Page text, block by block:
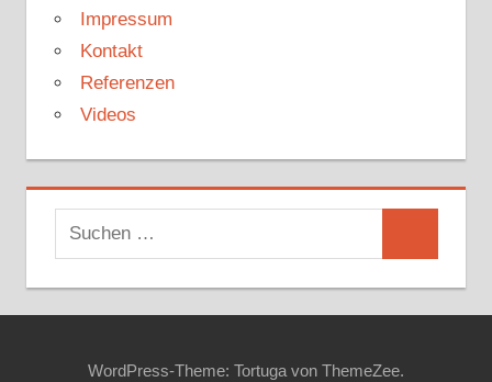
Impressum
Kontakt
Referenzen
Videos
Suchen
nach:
WordPress-Theme: Tortuga von ThemeZee.